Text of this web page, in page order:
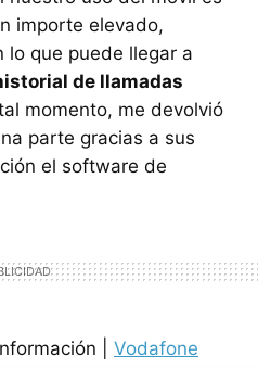
importe elevado,
lo que puede llegar a
de llamadas
momento, me devolvió
parte gracias a sus
el software de
| Vodafone